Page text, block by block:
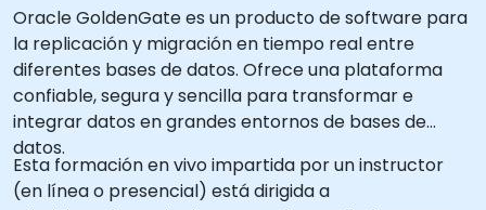
Oracle GoldenGate es un producto de software para
la replicación y migración en tiempo real entre
diferentes bases de datos. Ofrece una plataforma
confiable, segura y sencilla para transformar e
integrar datos en grandes entornos de bases de
datos.
Esta formación en vivo impartida por un instructor
(en línea o presencial) está dirigida a